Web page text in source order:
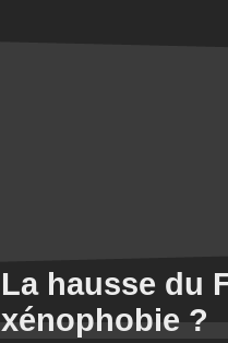
La hausse du
xénophobie ?